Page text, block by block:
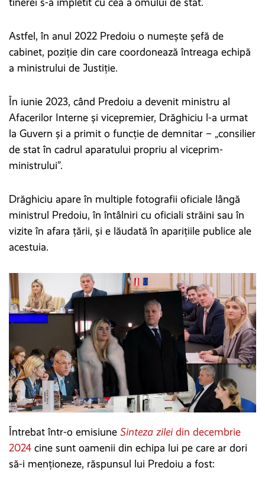
tinerei s-a împletit cu cea a omului de stat.
Astfel, în anul 2022 Predoiu o numește șefă de
cabinet, poziție din care coordonează întreaga echipă
a ministrului de Justiție.
În iunie 2023, când Predoiu a devenit ministru al
Afacerilor Interne și vicepremier, Drăghiciu l-a urmat
la Guvern și a primit o funcție de demnitar – „consilier
de stat în cadrul aparatului propriu al viceprim-
ministrului”.
Drăghiciu apare în multiple fotografii oficiale lângă
ministrul Predoiu, în întâlniri cu oficiali străini sau în
vizite în afara țării, și e lăudată în aparițiile publice ale
acestuia.
Întrebat într-o emisiune Sinteza zilei din decembrie
2024 cine sunt oamenii din echipa lui pe care ar dori
să-i menționeze, răspunsul lui Predoiu a fost: